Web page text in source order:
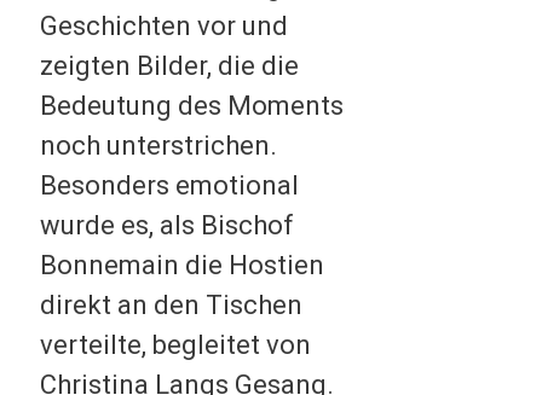
Geschichten vor und
zeigten Bilder, die die
Bedeutung des Moments
noch unterstrichen.
Besonders emotional
wurde es, als Bischof
Bonnemain die Hostien
direkt an den Tischen
verteilte, begleitet von
Christina Langs Gesang.